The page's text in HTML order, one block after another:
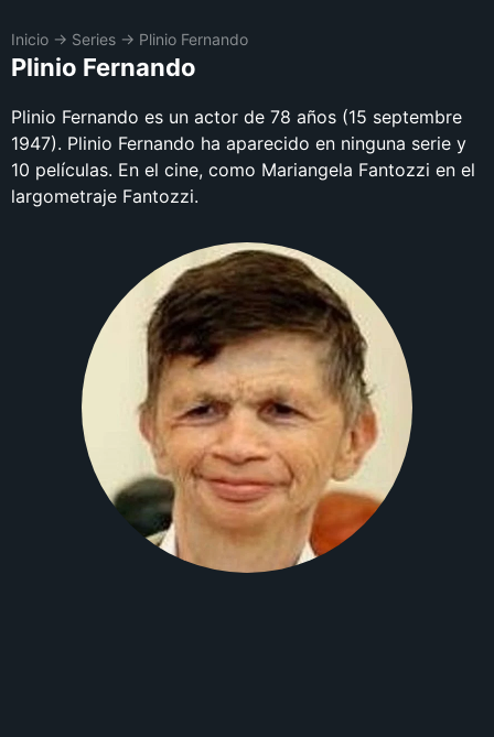
Inicio → Series → Plinio Fernando
Plinio Fernando
Plinio Fernando es un actor de 78 años (15 septembre
1947). Plinio Fernando ha aparecido en ninguna serie y
10 películas. En el cine, como Mariangela Fantozzi en el
largometraje Fantozzi.